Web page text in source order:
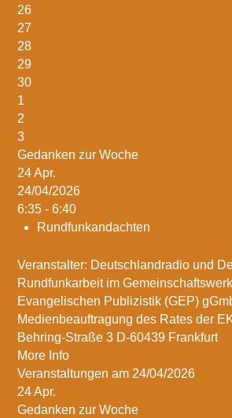
26
27
28
29
30
1
2
3
Gedanken zur Woche
24Apr.
24/04/2026
6:35 - 6:40
Rundfunkandachten
Veranstalter: Deutschlandradio und
Rundfunkarbeit im
Evangelischen Publizistik (GEP)
Medienbeauftragung des Rates der
Behring-Straße 3 D-60439 Frankfurt
More Info
Veranstaltungen am 24/04/2026
24Apr.
Gedanken zur Woche